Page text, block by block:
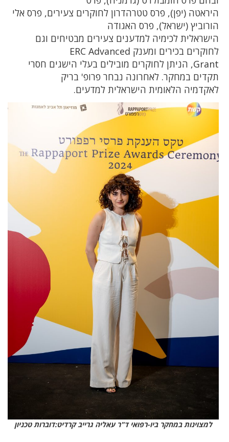
היראטה (יפן), פרס טטרהדרון לחוקרים צעירים, פרס אלי
הורוביץ (ישראל), פרס האגודה
הישראלית לכימיה למדענים צעירים מבטיחים וגם
לחוקרים בכירים ומענק ERC Advanced
Grant, הניתן לחוקרים מובילים בעלי הישגים חסרי
תקדים במחקר. לאחרונה נבחר פרופ' בריק
לאקדמיה הלאומית הישראלית למדעים.
למצוינות במחקר ביו-רפואי ד"ר עאליה גרייב קרדיט:דוברות טכניון